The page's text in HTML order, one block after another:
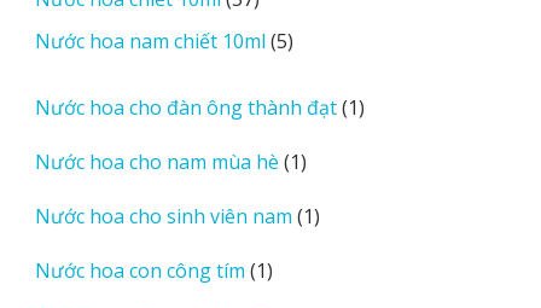
sản
phẩm
Nước hoa nam chiết 10ml 55
phẩm
Nước hoa cho đàn ông thành đạt 11
Nước hoa cho nam mùa hè 11
phẩm
Nước hoa cho sinh viên nam 11
Nước hoa con công tím 11